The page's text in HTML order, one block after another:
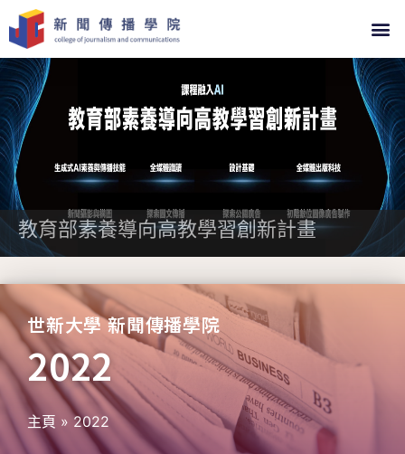
教育部素養導向高教學習創新計畫
世新大學 新聞傳播學院
2022
主頁 » 2022